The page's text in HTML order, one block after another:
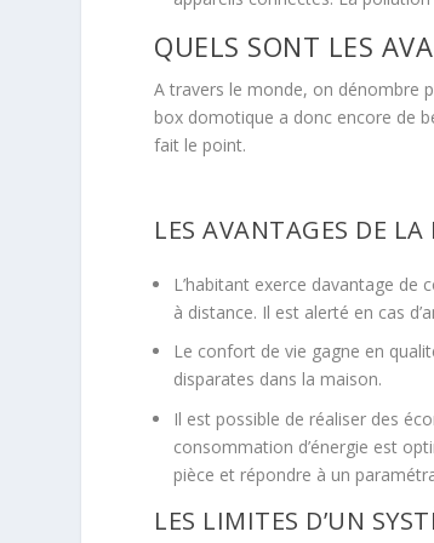
QUELS SONT LES
A travers le monde, on dénombre
box domotique a donc encore de
fait le point.
LES AVANTAGES DE
L’habitant exerce davantage
à distance. Il est alerté en cas
Le confort de vie gagne en
disparates dans la maison.
Il est possible de réaliser des
consommation d’énergie est
pièce et répondre à un
LES LIMITES D’UN